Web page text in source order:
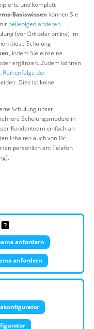
und komplett
Basiswissen können Sie
beliebigen anderen
(vor Ort oder online) im
diese Schulung
, indem Sie einzelne
ergänzen. Zudem können
Reihenfolge der
Dies ist keine
Schulung unser
Schulungsmodule in
Kundenteam einfach an
Inhalten auch von Dr.
persönlich am Telefon
anfordern
anfordern